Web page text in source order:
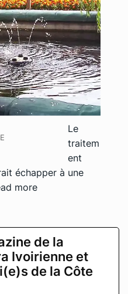
Le
traitem
ent
échapper à une
more
de la
Ivoirienne et
de la Côte